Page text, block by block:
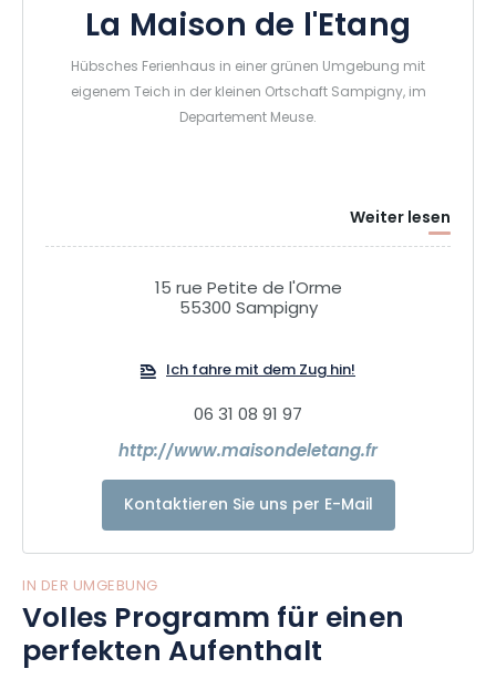
La Maison de l'Etang
Hübsches Ferienhaus in einer grünen Umgebung mit
eigenem Teich in der kleinen Ortschaft Sampigny, im
Departement Meuse.
Weiter lesen
15 rue Petite de l'Orme
55300 Sampigny
Ich fahre mit dem Zug hin!
06 31 08 91 97
http://www.maisondeletang.fr
Kontaktieren Sie uns per E-Mail
IN DER UMGEBUNG
Volles Programm für einen
perfekten Aufenthalt